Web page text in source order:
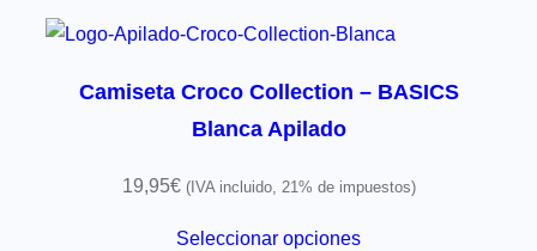
Camiseta Croco Collection – BASICS
Blanca Apilado
19,95€ (IVA incluido, 21% de impuestos)
Seleccionar opciones